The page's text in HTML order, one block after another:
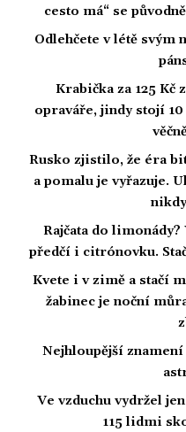
cesto má“ se
Odlehčete v létě svým
Krabička za 125 Kč
opraváře, jindy stojí
Rusko zjistilo, že éra
a pomalu je vyřazuje.
Rajčata do
předčí i citrónovku.
Kvete i v zimě a stačí
žabinec je noční
Nejhloupější
Ve vzduchu vydržel
115 lidmi